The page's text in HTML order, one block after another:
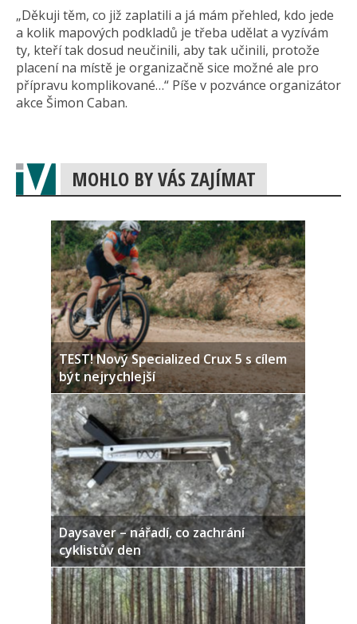
„Děkuji těm, co již zaplatili a já mám přehled, kdo jede
a kolik mapových podkladů je třeba udělat a vyzívám
ty, kteří tak dosud neučinili, aby tak učinili, protože
placení na místě je organizačně sice možné ale pro
přípravu komplikované…“ Píše v pozvánce organizátor
akce Šimon Caban.
MOHLO BY VÁS ZAJÍMAT
TEST! Nový Specialized Crux 5 s cílem
být nejrychlejší
Daysaver – nářadí, co zachrání
cyklistův den